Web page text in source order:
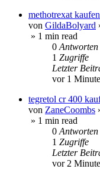
methotrexat
von GildaBolyard
» 1 min read
0 Antworten
1 Zugriffe
Letzter
vor 1 Minute
tegretol cr 400
von ZaneCoombs
» 1 min read
0 Antworten
1 Zugriffe
Letzter
vor 2